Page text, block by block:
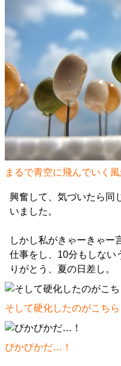
まるで青空に飛んでいく風
興奮して、気づいたら同
いました。
しかし私がきゃーきゃー
仕事をし、10分もしない
りがとう、夏の日差し。
そして硬化したのがこちら
ぴかぴかだ…！